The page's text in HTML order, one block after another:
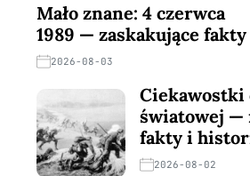
Mało znane: 4 czerwca
1989 — zaskakujące fakty
2026-08-03
Ciekawostki
światowej —
fakty i
2026-08-02